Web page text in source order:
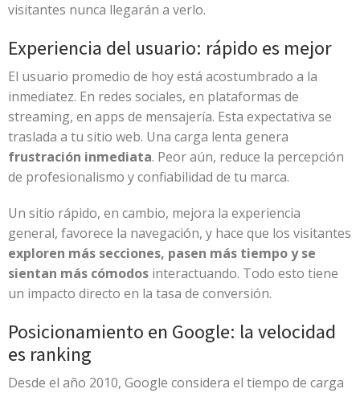
visitantes nunca llegarán a verlo.
Experiencia del usuario: rápido es mejor
El usuario promedio de hoy está acostumbrado a la
inmediatez. En redes sociales, en plataformas de
streaming, en apps de mensajería. Esta expectativa se
traslada a tu sitio web. Una carga lenta genera
frustración inmediata. Peor aún, reduce la percepción
de profesionalismo y confiabilidad de tu marca.
Un sitio rápido, en cambio, mejora la experiencia
general, favorece la navegación, y hace que los visitantes
exploren más secciones, pasen más tiempo y se
sientan más cómodos interactuando. Todo esto tiene
un impacto directo en la tasa de conversión.
Posicionamiento en Google: la velocidad
es ranking
Desde el año 2010, Google considera el tiempo de carga